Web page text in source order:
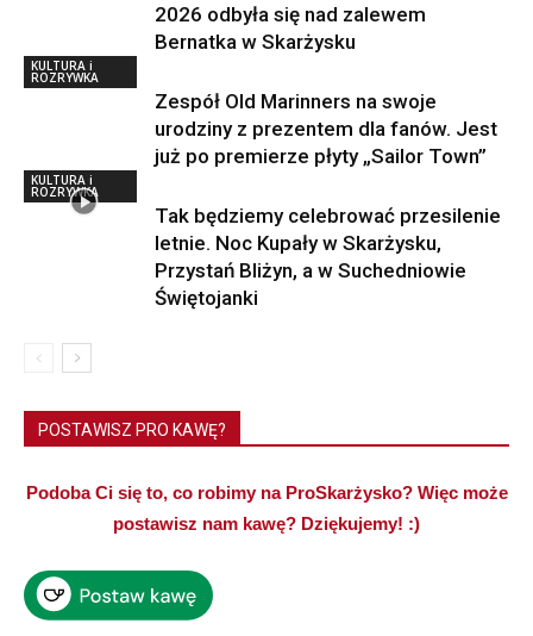
2026 odbyła się nad zalewem
Bernatka w Skarżysku
KULTURA i
ROZRYWKA
Zespół Old Marinners na swoje
urodziny z prezentem dla fanów. Jest
już po premierze płyty „Sailor Town”
KULTURA i
ROZRYWKA
Tak będziemy celebrować przesilenie
letnie. Noc Kupały w Skarżysku,
Przystań Bliżyn, a w Suchedniowie
Świętojanki
POSTAWISZ PRO KAWĘ?
Podoba Ci się to, co robimy na ProSkarżysko? Więc może
postawisz nam kawę? Dziękujemy! :)